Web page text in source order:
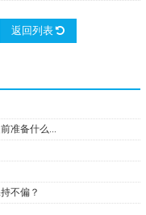
返回列表
准备什么...
不偏？